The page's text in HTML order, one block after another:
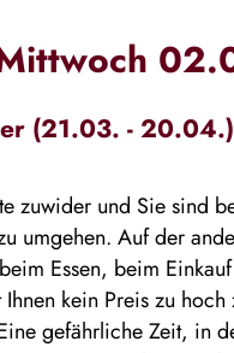
(21.03. - 20.04.)
zuwider und Sie sind
umgehen. Auf der
Essen, beim
kein Preis zu
gefährliche Zeit, in